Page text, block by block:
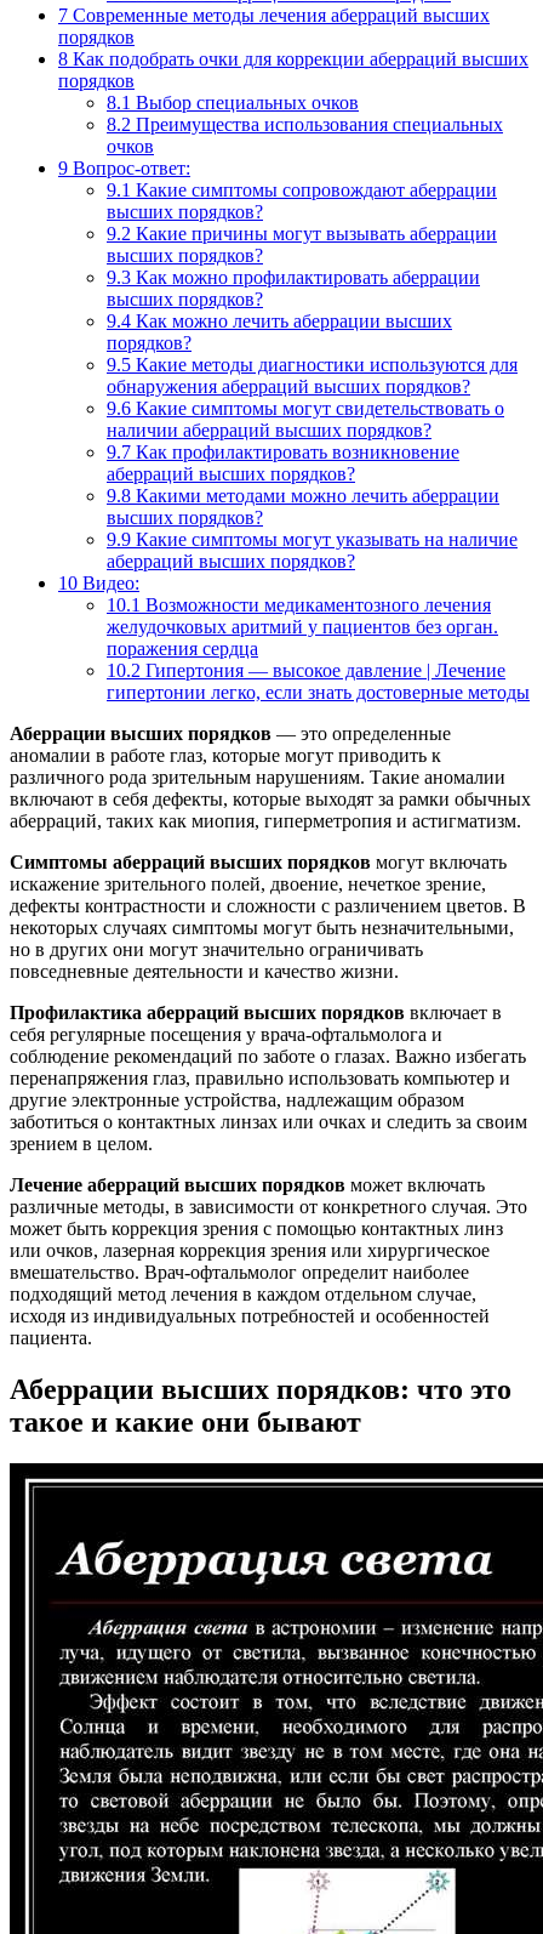
7 Современные методы лечения аберраций высших
порядков
8 Как подобрать очки для коррекции аберраций высших
порядков
8.1 Выбор специальных очков
8.2 Преимущества использования специальных
очков
9 Вопрос-ответ:
9.1 Какие симптомы сопровождают аберрации
высших порядков?
9.2 Какие причины могут вызывать аберрации
высших порядков?
9.3 Как можно профилактировать аберрации
высших порядков?
9.4 Как можно лечить аберрации высших
порядков?
9.5 Какие методы диагностики используются для
обнаружения аберраций высших порядков?
9.6 Какие симптомы могут свидетельствовать о
наличии аберраций высших порядков?
9.7 Как профилактировать возникновение
аберраций высших порядков?
9.8 Какими методами можно лечить аберрации
высших порядков?
9.9 Какие симптомы могут указывать на наличие
аберраций высших порядков?
10 Видео:
10.1 Возможности медикаментозного лечения
желудочковых аритмий у пациентов без орган.
поражения сердца
10.2 Гипертония — высокое давление | Лечение
гипертонии легко, если знать достоверные методы
Аберрации высших порядков — это определенные
аномалии в работе глаз, которые могут приводить к
различного рода зрительным нарушениям. Такие аномалии
включают в себя дефекты, которые выходят за рамки обычных
аберраций, таких как миопия, гиперметропия и астигматизм.
Симптомы аберраций высших порядков могут включать
искажение зрительного полей, двоение, нечеткое зрение,
дефекты контрастности и сложности с различением цветов. В
некоторых случаях симптомы могут быть незначительными,
но в других они могут значительно ограничивать
повседневные деятельности и качество жизни.
Профилактика аберраций высших порядков включает в
себя регулярные посещения у врача-офтальмолога и
соблюдение рекомендаций по заботе о глазах. Важно избегать
перенапряжения глаз, правильно использовать компьютер и
другие электронные устройства, надлежащим образом
заботиться о контактных линзах или очках и следить за своим
зрением в целом.
Лечение аберраций высших порядков может включать
различные методы, в зависимости от конкретного случая. Это
может быть коррекция зрения с помощью контактных линз
или очков, лазерная коррекция зрения или хирургическое
вмешательство. Врач-офтальмолог определит наиболее
подходящий метод лечения в каждом отдельном случае,
исходя из индивидуальных потребностей и особенностей
пациента.
Аберрации высших порядков: что это
такое и какие они бывают